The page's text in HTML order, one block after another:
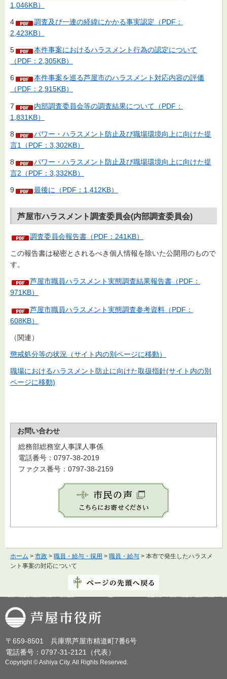
1,046KB）
4
調査及び一連の経緯にかかる事実認定（PDF：
2,423KB）
5
本件事案におけるハラスメント行為の認定について
（PDF：2,305KB）
6
本件事案を巡る芦屋市のハラスメント対応内容の評価
（PDF：2,915KB）
7
内部調査委員会等の調査結果について（PDF：
1,831KB）
8
パワー・ハラスメント防止及び職場環境向上に向けた提
言1（PDF：3,302KB）
8
パワー・ハラスメント防止及び職場環境向上に向けた提
言2（PDF：3,332KB）
9 最後に（PDF：1,412KB）
芦屋市ハラスメント調査委員会(内部調査委員会)
調査委員会報告書（PDF：241KB）
この報告書は秘密とされるべき個人情報を除いた公開用のもので
す。
芦屋市職員ハラスメント実態調査結果報告書（PDF：
971KB）
芦屋市職員ハラスメント実態調査参考資料（PDF：
608KB）
（関連）
懲戒処分等の状況（サイト内の別ページに移動）
職場におけるハラスメント防止に向けた取扱指針(サイト内の別
ページに移動)
お問い合わせ
総務部総務室人事課人事係
電話番号：0797-38-2019
ファクス番号：0797-38-2159
ホーム > 市政 > 職員・給与・採用 > 職員・給与 > 本市で発生したハラスメ
ント事案の対応について
芦屋市役所
〒659-8501 兵庫県芦屋市精道町7番6号
電話番号：0797-31-2121（代表）
Copyright © Ashiya City. All Rights Reserved.